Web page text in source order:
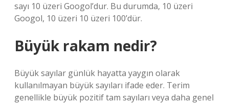
sayı 10 üzeri Googol’dur. Bu durumda, 10 üzeri
Googol, 10 üzeri 10 üzeri 100’dür.
Büyük rakam nedir?
Büyük sayılar günlük hayatta yaygın olarak
kullanılmayan büyük sayıları ifade eder. Terim
genellikle büyük pozitif tam sayıları veya daha genel